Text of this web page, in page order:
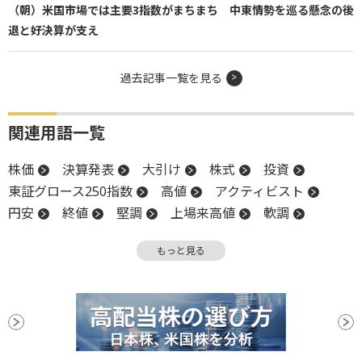
（朝）米国市場では主要3指数がまちまち 中東情勢を巡る懸念の後
退と好決算が支え
過去記事一覧を見る
関連用語一覧
株価 決算発表 大引け 株式
投資
東証グロース250指数
高値
アクティビスト
円安
終値 堅調 上場来高値
軟調
後場 材料
もっと見る